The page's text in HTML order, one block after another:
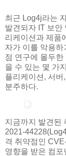
최근 Log4j라는
발견되자 IT 보안
리케이션과 제품
자가 이를 악용
점 연구에 몰두
을 수 있는 몇 가
플리케이션, 서
분주하다.
지금까지 발견된
2021-
격 취약점인
영향을 받은 컴